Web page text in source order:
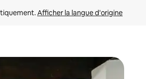
Afficher la langue d'origine